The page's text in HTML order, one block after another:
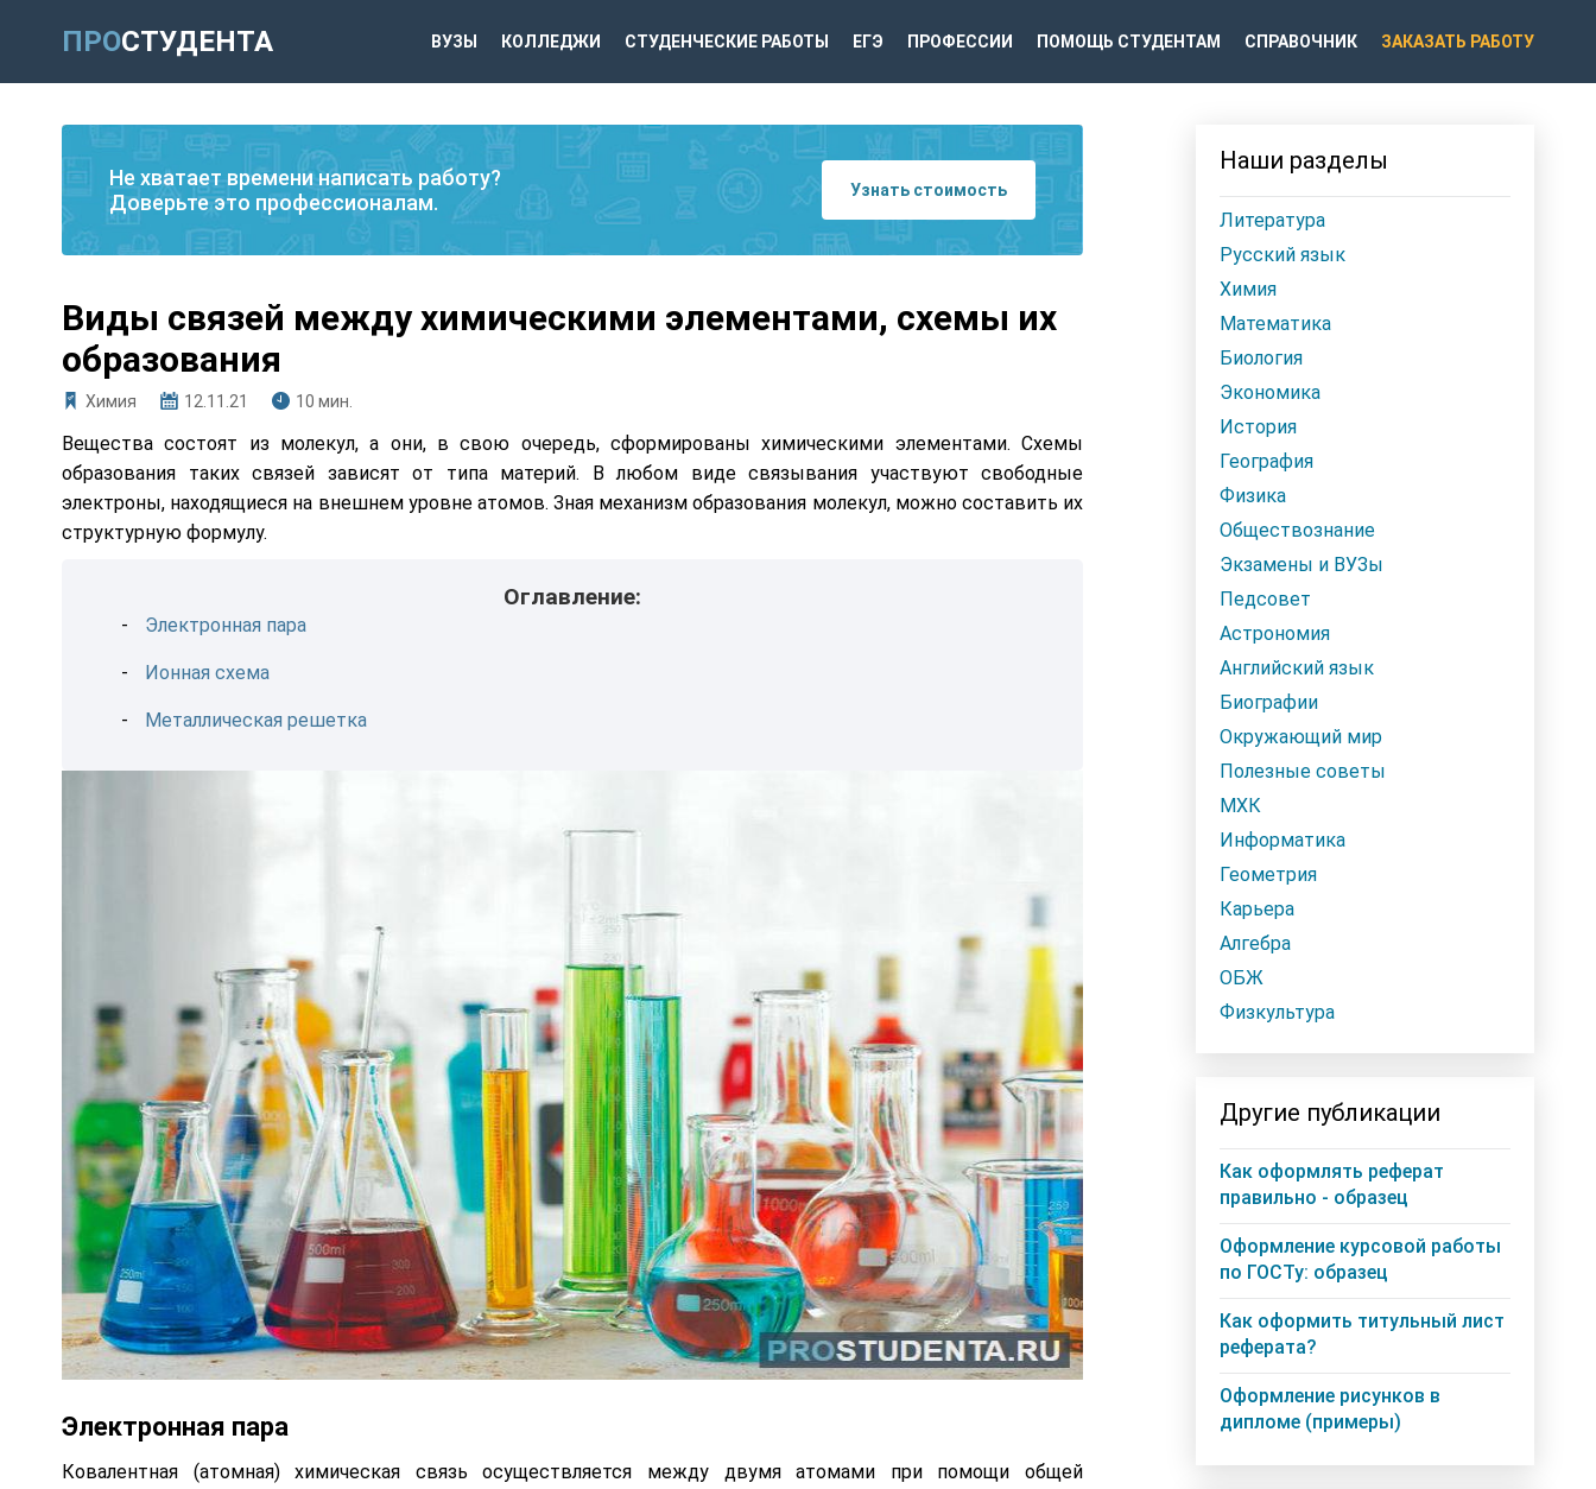
ПРОСТУДЕНТА ВУЗЫ КОЛЛЕДЖИ СТУДЕНЧЕСКИЕ РАБОТЫ ЕГЭ ПРОФЕССИИ ПОМОЩЬ СТУДЕНТАМ СПРАВОЧНИК ЗАКАЗАТЬ РАБОТУ
Не хватает времени написать работу?
Доверьте это профессионалам.
Узнать стоимость
Виды связей между химическими элементами, схемы их
образования
Химия 12.11.21 10 мин.
Вещества состоят из молекул, а они, в свою очередь, сформированы химическими элементами. Схемы
образования таких связей зависят от типа материй. В любом виде связывания участвуют свободные
электроны, находящиеся на внешнем уровне атомов. Зная механизм образования молекул, можно составить их
структурную формулу.
Оглавление:
Электронная пара
Ионная схема
Металлическая решетка
Электронная пара
Ковалентная (атомная) химическая связь осуществляется между двумя атомами при помощи общей
Наши разделы
Литература
Русский язык
Химия
Математика
Биология
Экономика
История
География
Физика
Обществознание
Экзамены и ВУЗы
Педсовет
Астрономия
Английский язык
Биографии
Окружающий мир
Полезные советы
МХК
Информатика
Геометрия
Карьера
Алгебра
ОБЖ
Физкультура
Другие публикации
Как оформлять реферат
правильно - образец
Оформление курсовой работы
по ГОСТу: образец
Как оформить титульный лист
реферата?
Оформление рисунков в
дипломе (примеры)